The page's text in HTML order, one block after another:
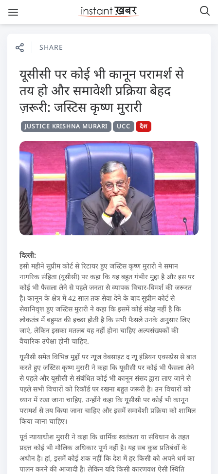
SHARE
यूसीसी पर कोई भी कानून परामर्श से
तय हो और समावेशी प्रक्रिया बेहद
ज़रूरी: जस्टिस कृष्ण मुरारी
JUSTICE KRISHNA MURARI UCC देश
दिल्ली:
इसी महीने सुप्रीम कोर्ट से रिटायर हुए जस्टिस कृष्ण मुरारी ने समान
नागरिक संहिता (यूसीसी) पर कहा कि यह बहुत गंभीर मुद्दा है और इस पर
कोई भी फैसला लेने से पहले जनता से व्यापक विचार-विमर्श की जरूरत
है। कानून के क्षेत्र में 42 साल तक सेवा देने के बाद सुप्रीम कोर्ट से
सेवानिवृत्त हुए जस्टिस मुरारी ने कहा कि इसमें कोई संदेह नहीं है कि
लोकतंत्र में बहुमत की इच्छा होती है कि सभी फैसले उनके अनुसार लिए
जाएं, लेकिन इसका मतलब यह नहीं होना चाहिए अल्पसंख्यकों की
वैचारिक उपेक्षा होनी चाहिए.
यूसीसी समेत विभिन्न मुद्दों पर न्यूज वेबसाइट द न्यू इंडियन एक्सप्रेस से बात
करते हुए जस्टिस कृष्ण मुरारी ने कहा कि यूसीसी पर कोई भी फैसला लेने
से पहले और यूसीसी से संबंधित कोई भी कानून संसद द्वारा लाए जाने से
पहले सभी विचारों को रिकॉर्ड पर रखना बहुत जरूरी है। उन विचारों को
ध्यान में रखा जाना चाहिए. उन्होंने कहा कि यूसीसी पर कोई भी कानून
परामर्श से तय किया जाना चाहिए और इसमें समावेशी प्रक्रिया को शामिल
किया जाना चाहिए।
पूर्व न्यायाधीश मुरारी ने कहा कि धार्मिक स्वतंत्रता या संविधान के तहत
प्रदत्त कोई भी मौलिक अधिकार पूर्ण नहीं है। यह सब कुछ प्रतिबंधों के
अधीन है। हां, इसमें कोई शक नहीं कि देश में हर किसी को अपने धर्म का
पालन करने की आजादी है। लेकिन यदि किसी कारणवश ऐसी स्थिति